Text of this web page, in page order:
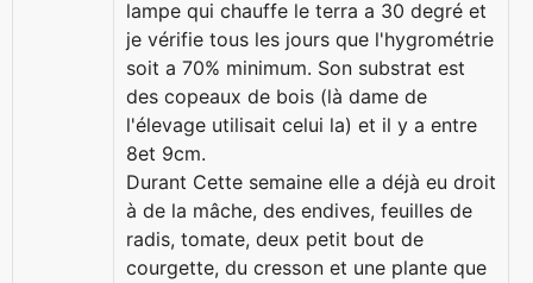
lampe qui chauffe le terra a 30 degré et
je vérifie tous les jours que l'hygrométrie
soit a 70% minimum. Son substrat est
des copeaux de bois (là dame de
l'élevage utilisait celui la) et il y a entre
8et 9cm.
Durant Cette semaine elle a déjà eu droit
à de la mâche, des endives, feuilles de
radis, tomate, deux petit bout de
courgette, du cresson et une plante que